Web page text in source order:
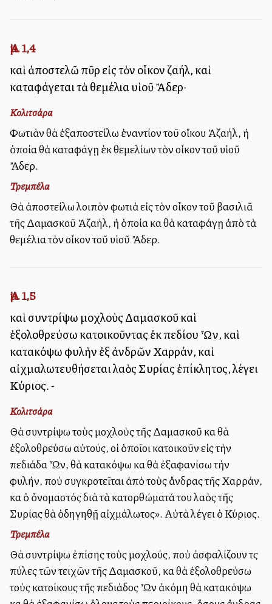
Ἀμ. 1,4
καὶ ἀποστελῶ πῦρ εἰς τὸν οἶκον Ἀζαήλ, καὶ
καταφάγεται τὰ θεμέλια υἱοῦ Ἄδερ·
Κολιτσάρα
Φωτιὰν θὰ ἐξαποστείλω ἐναντίον τοῦ οἴκου Ἀζαήλ, ἡ
ὁποία θὰ καταφάγῃ ἐκ θεμελίων τὸν οἶκον τοῦ υἱοῦ
Ἄδερ.
Τρεμπέλα
Θὰ ἀποστείλω λοιπὸν φωτιὰ εἰς τὸν οἶκον τοῦ βασιλιᾶ
τῆς Δαμασκοῦ Ἀζαήλ, ἡ ὁποία καὶ θὰ καταφάγῃ ἀπὸ τὰ
θεμέλια τὸν οἶκον τοῦ υἱοῦ Ἄδερ.
Ἀμ. 1,5
καὶ συντρίψω μοχλοὺς Δαμασκοῦ καὶ
ἐξολοθρεύσω κατοικοῦντας ἐκ πεδίου Ὦν, καὶ
κατακόψω φυλὴν ἐξ ἀνδρῶν Χαρράν, καὶ
αἰχμαλωτευθήσεται λαὸς Συρίας ἐπίκλητος, λέγει
Κύριος. -
Κολιτσάρα
Θὰ συντρίψω τοὺς μοχλοὺς τῆς Δαμασκοῦ καὶ θὰ
ἐξολοθρεύσω αὐτούς, οἱ ὁποῖοι κατοικοῦν εἰς τὴν
πεδιάδα Ὦν, θὰ κατακόψω καὶ θὰ ἐξαφανίσω τὴν
φυλήν, ποὺ συγκροτεῖται ἀπὸ τοὺς ἄνδρας τῆς Χαρράν,
καὶ ὁ ὀνομαστὸς διὰ τὰ κατορθώματά του λαὸς τῆς
Συρίας θὰ ὁδηγηθῇ αἰχμάλωτος». Αὐτὰ λέγει ὁ Κύριος.
Τρεμπέλα
Θὰ συντρίψω ἐπίσης τοὺς μοχλούς, ποὺ ἀσφαλίζουν τὶς
πύλες τῶν τειχῶν τῆς Δαμασκοῦ, καὶ θὰ ἐξολοθρεύσω
τοὺς κατοίκους τῆς πεδιάδος Ὦν ἀκόμη θὰ κατακόψω